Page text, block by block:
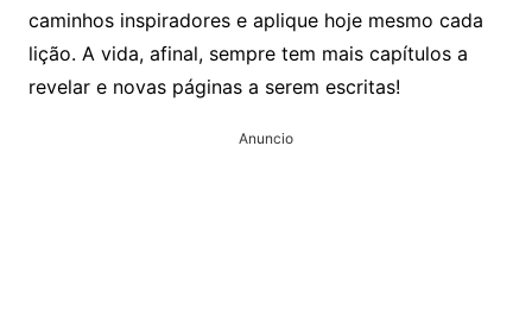
caminhos inspiradores e aplique hoje mesmo cada
lição. A vida, afinal, sempre tem mais capítulos a
revelar e novas páginas a serem escritas!
Anuncio